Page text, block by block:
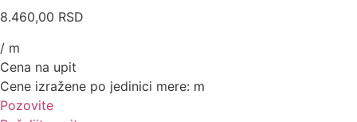
8.460,00 RSD
/ m
Cena na upit
Cene izražene po jedinici mere: m
Pozovite